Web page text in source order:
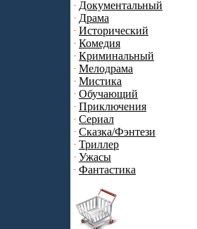
Документальный
Драма
Исторический
Комедия
Криминальный
Мелодрама
Мистика
Обучающий
Приключения
Сериал
Сказка/Фэнтези
Триллер
Ужасы
Фантастика